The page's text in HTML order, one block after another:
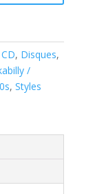
CD, Disques,
/
,Styles